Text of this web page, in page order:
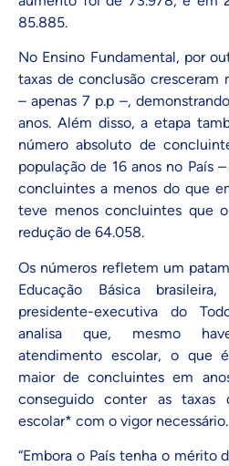
85.885.
No Ensino Fundamental, por
taxas de conclusão cresceram
– apenas 7 p.p –,
anos. Além disso, a etapa
número absoluto de
população de 16 anos no País
concluintes a menos do que
teve menos concluintes que
redução de 64.058.
Os números refletem um
Educação Básica
presidente-executiva do
analisa que, mesmo
atendimento escolar, o que
maior de concluintes em
conseguido conter as taxas
escolar* com o vigor necessário.
“Embora o País tenha o mérito